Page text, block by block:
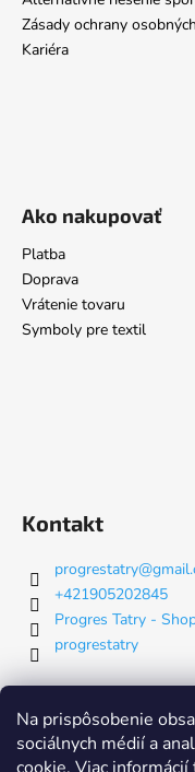
Na prispôsobenie
sociálnych médií a
Zásady ochrany
Kariéra
Ako nakupovať
Platba
Doprava
Vrátenie tovaru
Symboly pre textil
Kontakt
progrestatry@
+421905202845
Progres Tatry -
progrestatry
Nákupný košík